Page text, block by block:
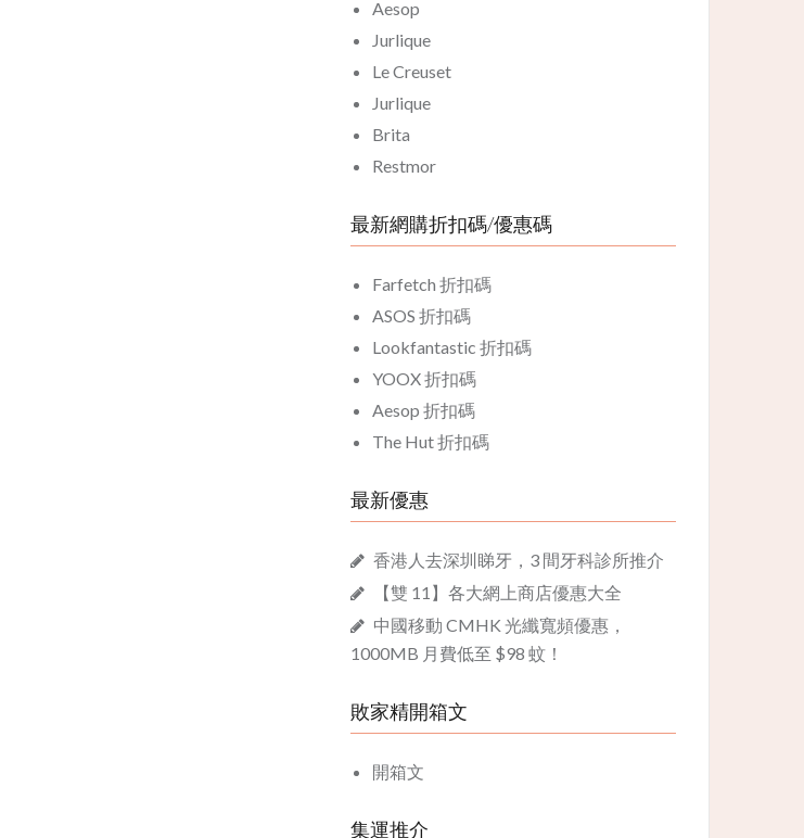
Aesop
Jurlique
Le Creuset
Jurlique
Brita
Restmor
最新網購折扣碼/優惠碼
Farfetch 折扣碼
ASOS 折扣碼
Lookfantastic 折扣碼
YOOX 折扣碼
Aesop 折扣碼
The Hut 折扣碼
最新優惠
香港人去深圳睇牙，3 間牙科診所推介
【雙 11】各大網上商店優惠大全
中國移動 CMHK 光纖寬頻優惠，
1000MB 月費低至 $98 蚊！
敗家精開箱文
開箱文
集運推介